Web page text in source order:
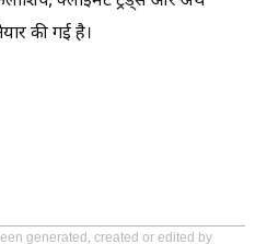
की गई है।
generated, created or edited by